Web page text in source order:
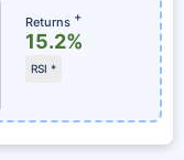
Returns +
15.2%
RSI *